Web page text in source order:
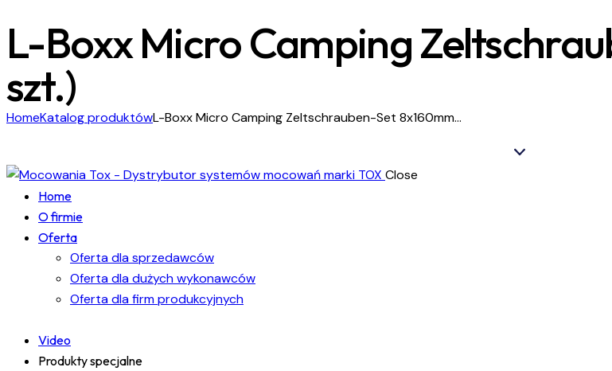
L-Boxx Micro Camping
szt.)
HomeKatalog produktówL-Boxx Micro Camping Zeltschrauben-Set 8x160mm...
Close
Home
O firmie
Oferta
Oferta dla sprzedawców
Oferta dla dużych wykonawców
Oferta dla firm produkcyjnych
Video
Produkty specjalne